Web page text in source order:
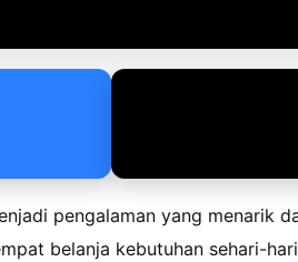
pengalaman yang menarik
belanja kebutuhan sehari-